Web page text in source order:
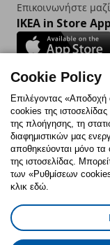
Επικοινωνήστε
IKEA in Store
Follow us:
FacebookInstagram
Πολιτική
Γενική
Cookie Policy
Επιλέγοντας
cookies της
της πλοήγησης, τη
διαφημιστικών μας
αποθηκεύονται μόνο τα
της ιστοσελίδας.
των «Ρυθμίσεων
κλικ εδώ.